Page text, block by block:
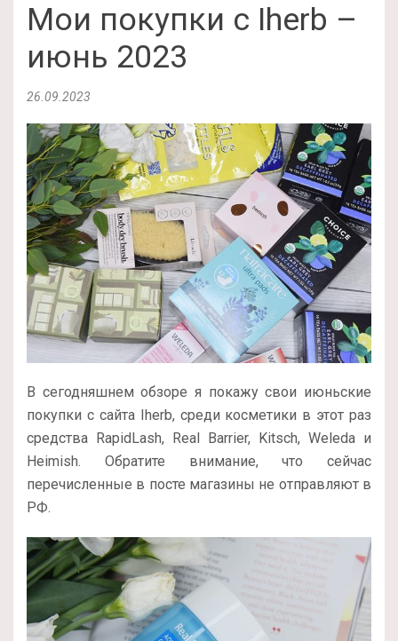
Мои покупки с Iherb –
июнь 2023
26.09.2023
В сегодняшнем обзоре я покажу свои июньские
покупки с сайта Iherb, среди косметики в этот раз
средства RapidLash, Real Barrier, Kitsch, Weleda и
Heimish. Обратите внимание, что сейчас
перечисленные в посте магазины не отправляют в
РФ.